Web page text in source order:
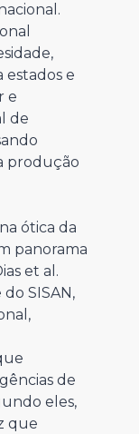
estados e
e
de
produção
ótica da
panorama
et al.
SISAN,
de
eles,
que